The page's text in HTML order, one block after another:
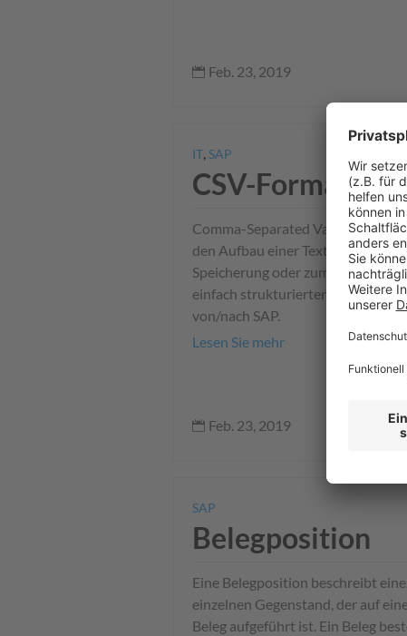
 Feb. 23, 2019
IT, SAP
CSV-Format
Comma-Separated Values Format
den Aufbau einer Textdatei zur
Speicherung oder zum Austausch
einfach strukturierten Daten z. B.
von/nach SAP.
Lesen Sie mehr
 Feb. 23, 2019
SAP
Belegposition
Eine Belegposition beschreibt
einzelnen Gegenstand, der auf
Beleg aufgeführt ist. Ein Beleg